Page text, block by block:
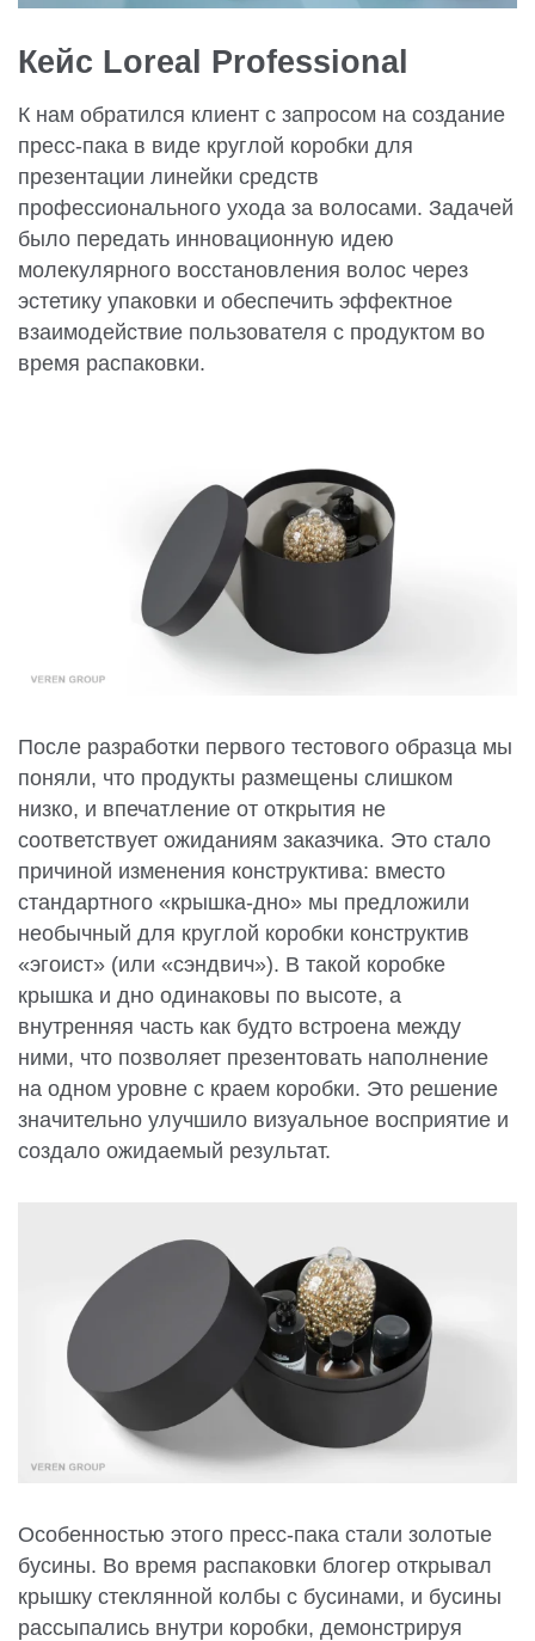
Кейс Loreal Professional
К нам обратился клиент с запросом на создание
пресс-пака в виде круглой коробки для
презентации линейки средств
профессионального ухода за волосами. Задачей
было передать инновационную идею
молекулярного восстановления волос через
эстетику упаковки и обеспечить эффектное
взаимодействие пользователя с продуктом во
время распаковки.
После разработки первого тестового образца мы
поняли, что продукты размещены слишком
низко, и впечатление от открытия не
соответствует ожиданиям заказчика. Это стало
причиной изменения конструктива: вместо
стандартного «крышка-дно» мы предложили
необычный для круглой коробки конструктив
«эгоист» (или «сэндвич»). В такой коробке
крышка и дно одинаковы по высоте, а
внутренняя часть как будто встроена между
ними, что позволяет презентовать наполнение
на одном уровне с краем коробки. Это решение
значительно улучшило визуальное восприятие и
создало ожидаемый результат.
Особенностью этого пресс-пака стали золотые
бусины. Во время распаковки блогер открывал
крышку стеклянной колбы с бусинами, и бусины
рассыпались внутри коробки, демонстрируя